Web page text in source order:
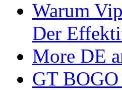
Warum
Der
More DE
GT